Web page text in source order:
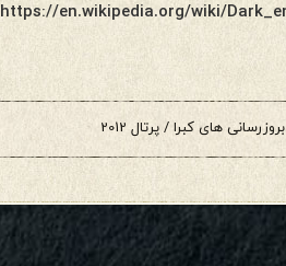
بروزرسانی های کبرا / پرتال 2012